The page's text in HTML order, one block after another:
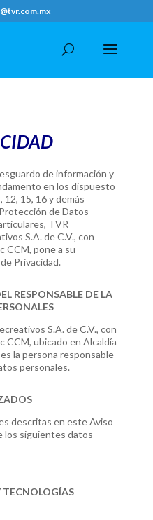
de información y
en los dispuesto
15, 16 y demás
de Datos
TVR
S.A. de C.V., con
CCM, pone a su
Privacidad.
RESPONSABLE DE LA
S.A. de C.V., con
CCM, ubicado en Alcaldía
la persona responsable
personales.
descritas en este Aviso
los siguientes datos
TECNOLOGÍAS